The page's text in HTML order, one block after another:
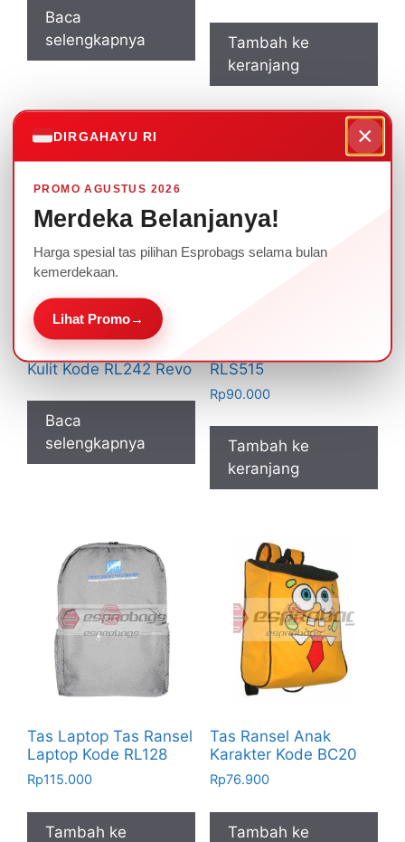
Baca
selengkapnya
Tambah ke
keranjang
Tas Laptop Ransel
Exclusive Kombinasi
Kulit Kode RL242 Revo
Baca
selengkapnya
RLS515
Rp90.000
Tambah ke
keranjang
Tas Laptop Tas Ransel
Laptop Kode RL128
Rp115.000
Tambah ke
Tas Ransel Anak
Karakter Kode BC20
Rp76.900
Tambah ke
DIRGAHAYU RI ×
PROMO AGUSTUS 2026
Merdeka Belanjanya!
Harga spesial tas pilihan Esprobags selama bulan
kemerdekaan.
Lihat Promo→